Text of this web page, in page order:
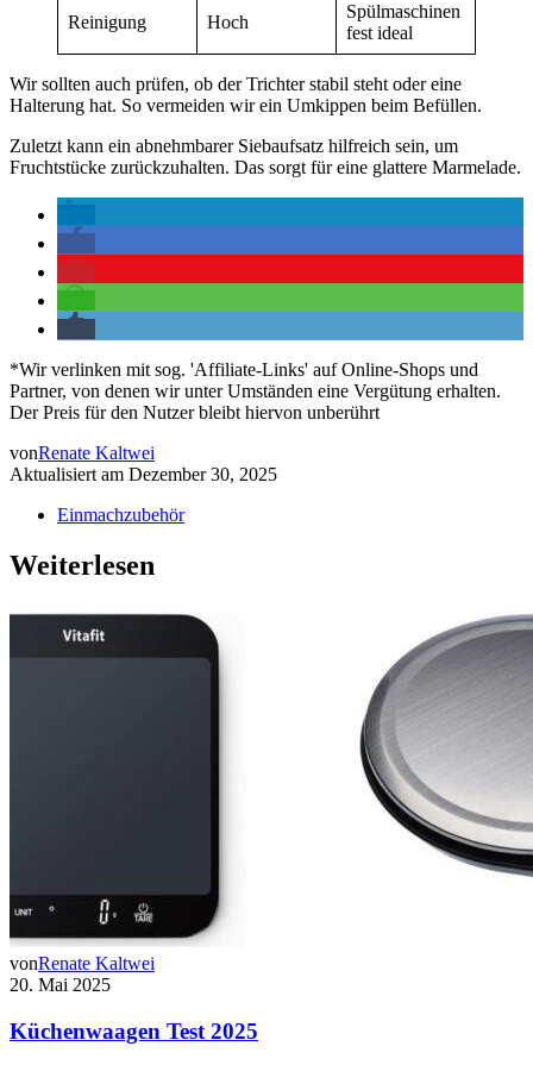
Reinigung Hoch
Spülmaschinen
fest ideal
Wir sollten auch prüfen, ob der Trichter stabil steht oder eine
Halterung hat. So vermeiden wir ein Umkippen beim Befüllen.
Zuletzt kann ein abnehmbarer Siebaufsatz hilfreich sein, um
Fruchtstücke zurückzuhalten. Das sorgt für eine glattere Marmelade.
*Wir verlinken mit sog. 'Affiliate-Links' auf Online-Shops und
Partner, von denen wir unter Umständen eine Vergütung erhalten.
Der Preis für den Nutzer bleibt hiervon unberührt
vonRenate Kaltwei
Aktualisiert am Dezember 30, 2025
Einmachzubehör
Weiterlesen
vonRenate Kaltwei
20. Mai 2025
Küchenwaagen Test 2025